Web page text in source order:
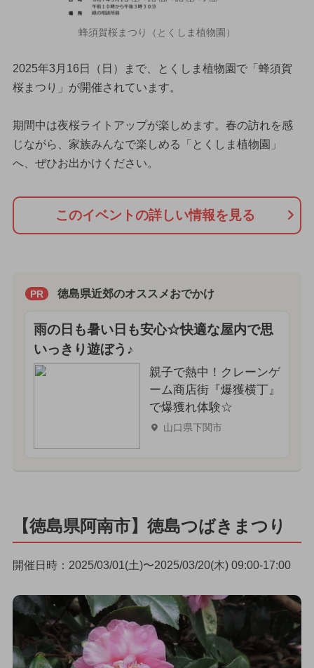
蜂須賀桜まつり（とくしま植物園）
2025年3月16日（日）まで、とくしま植物園で「蜂須賀
桜まつり」が開催されています。
期間中は夜桜ライトアップが楽しめます。春の訪れを感
じながら、家族みんなで楽しめる「とくしま植物園」
へ、ぜひお出かけください。
このイベントの詳しい情報を見る
PR 徳島県近郊のオススメおでかけ
雨の日も暑い日も安心☆快適な屋内で思
いっきり遊ぼう♪
親子で熱中！クレーンゲ
ーム商店街『爆獲横丁』
で爆獲れ体験☆
山口県下関市
【徳島県阿南市】徳島つばきまつり
開催日時：2025/03/01(土)〜2025/03/20(木) 09:00-17:00